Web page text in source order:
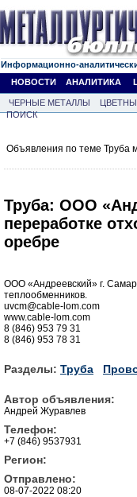
Информационно-
НОВОСТИ
АНАЛИТИКА
ЧЕРНЫЕ МЕТАЛЛЫ
ПОИСК
Объявления по теме Труба
Труба: ООО
переработке
оребре
ООО «Андреевский» г.
теплообменников.
uvcm@cable-lom.com
www.cable-lom.com
8 (846) 953 79 31
8 (846) 953 78 31
Разделы: Труба
Автор объявления:
Андрей Журавлев
Телефон:
+7 (846) 9537931
Регион:
Отправлено:
08-07-2022 08:20